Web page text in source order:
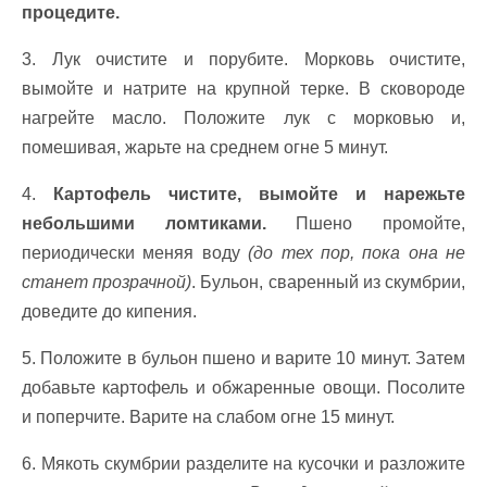
процедите.
3. Лук очистите и порубите. Морковь очистите,
вымойте и натрите на крупной терке. В сковороде
нагрейте масло. Положите лук с морковью и,
помешивая, жарьте на среднем огне 5 минут.
4.
Картофель чистите, вымойте и нарежьте
небольшими ломтиками.Пшено промойте,
периодически меняя воду(до тех пор, пока она не
станет прозрачной). Бульон, сваренный из скумбрии,
доведите до кипения.
5. Положите в бульон пшено и варите 10 минут. Затем
добавьте картофель и обжаренные овощи. Посолите
и поперчите. Варите на слабом огне 15 минут.
6. Мякоть скумбрии разделите на кусочки и разложите